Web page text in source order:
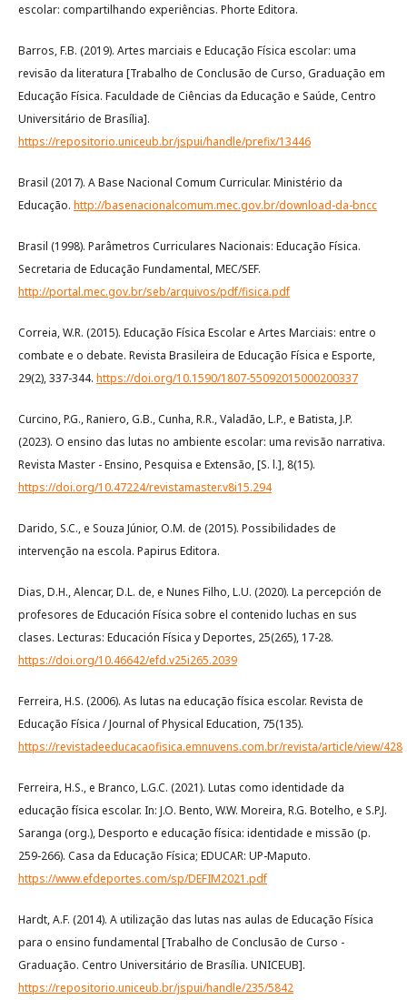
escolar: compartilhando experiências. Phorte Editora.
Barros, F.B. (2019). Artes marciais e Educação Física escolar: uma
revisão da literatura [Trabalho de Conclusão de Curso, Graduação em
Educação Física. Faculdade de Ciências da Educação e Saúde, Centro
Universitário de Brasília].
https://repositorio.uniceub.br/jspui/handle/prefix/13446
Brasil (2017). A Base Nacional Comum Curricular. Ministério da
Educação. http://basenacionalcomum.mec.gov.br/download-da-bncc
Brasil (1998). Parâmetros Curriculares Nacionais: Educação Física.
Secretaria de Educação Fundamental, MEC/SEF.
http://portal.mec.gov.br/seb/arquivos/pdf/fisica.pdf
Correia, W.R. (2015). Educação Física Escolar e Artes Marciais: entre o
combate e o debate. Revista Brasileira de Educação Física e Esporte,
29(2), 337-344. https://doi.org/10.1590/1807-55092015000200337
Curcino, P.G., Raniero, G.B., Cunha, R.R., Valadão, L.P., e Batista, J.P.
(2023). O ensino das lutas no ambiente escolar: uma revisão narrativa.
Revista Master - Ensino, Pesquisa e Extensão, [S. l.], 8(15).
https://doi.org/10.47224/revistamaster.v8i15.294
Darido, S.C., e Souza Júnior, O.M. de (2015). Possibilidades de
intervenção na escola. Papirus Editora.
Dias, D.H., Alencar, D.L. de, e Nunes Filho, L.U. (2020). La percepción de
profesores de Educación Física sobre el contenido luchas en sus
clases. Lecturas: Educación Física y Deportes, 25(265), 17-28.
https://doi.org/10.46642/efd.v25i265.2039
Ferreira, H.S. (2006). As lutas na educação física escolar. Revista de
Educação Física / Journal of Physical Education, 75(135).
https://revistadeeducacaofisica.emnuvens.com.br/revista/article/view/428
Ferreira, H.S., e Branco, L.G.C. (2021). Lutas como identidade da
educação física escolar. In: J.O. Bento, W.W. Moreira, R.G. Botelho, e S.P.J.
Saranga (org.), Desporto e educação física: identidade e missão (p.
259-266). Casa da Educação Física; EDUCAR: UP-Maputo.
https://www.efdeportes.com/sp/DEFIM2021.pdf
Hardt, A.F. (2014). A utilização das lutas nas aulas de Educação Física
para o ensino fundamental [Trabalho de Conclusão de Curso -
Graduação. Centro Universitário de Brasília. UNICEUB].
https://repositorio.uniceub.br/jspui/handle/235/5842